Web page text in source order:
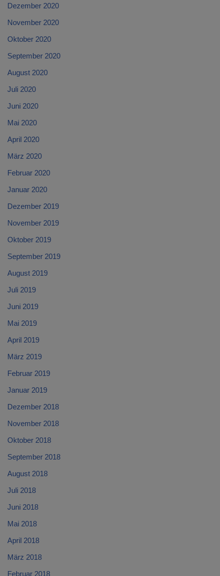
Dezember 2020
November 2020
Oktober 2020
September 2020
August 2020
Juli 2020
Juni 2020
Mai 2020
April 2020
März 2020
Februar 2020
Januar 2020
Dezember 2019
November 2019
Oktober 2019
September 2019
August 2019
Juli 2019
Juni 2019
Mai 2019
April 2019
März 2019
Februar 2019
Januar 2019
Dezember 2018
November 2018
Oktober 2018
September 2018
August 2018
Juli 2018
Juni 2018
Mai 2018
April 2018
März 2018
Februar 2018